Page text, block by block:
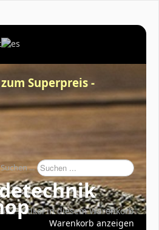
Superpreis -
Suchen ...
Artikel in diesem Warenkorb
Warenkorb anzeigen